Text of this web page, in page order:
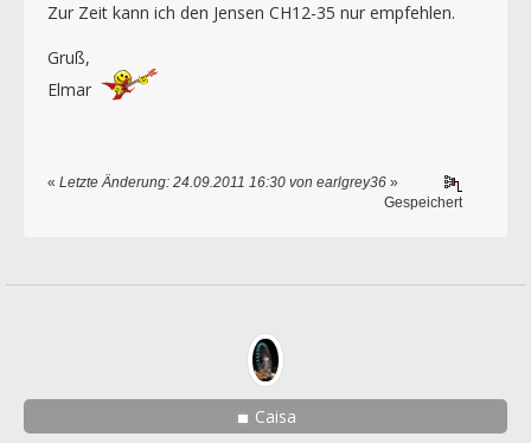
Zur Zeit kann ich den Jensen CH12-35 nur empfehlen.
Gruß,
Elmar
« Letzte Änderung: 24.09.2011 16:30 von earlgrey36 »
Gespeichert
Caisa